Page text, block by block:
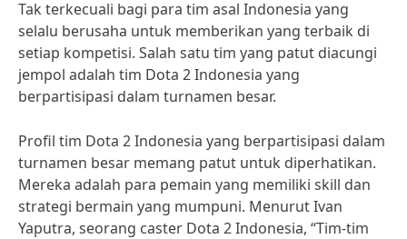
Tak terkecuali bagi para tim asal Indonesia yang
selalu berusaha untuk memberikan yang terbaik di
setiap kompetisi. Salah satu tim yang patut diacungi
jempol adalah tim Dota 2 Indonesia yang
berpartisipasi dalam turnamen besar.
Profil tim Dota 2 Indonesia yang berpartisipasi dalam
turnamen besar memang patut untuk diperhatikan.
Mereka adalah para pemain yang memiliki skill dan
strategi bermain yang mumpuni. Menurut Ivan
Yaputra, seorang caster Dota 2 Indonesia, “Tim-tim